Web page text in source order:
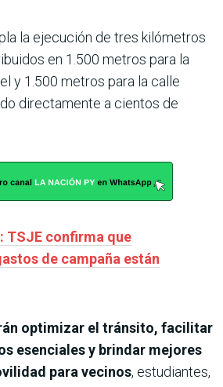
la ejecución de tres kilómetros
en 1.500 metros para la
y 1.500 metros para la calle
directamente a cientos de
TSJE confirma que
de campaña están
optimizar el tránsito, facilitar
esenciales y brindar mejores
para vecinos, estudiantes,